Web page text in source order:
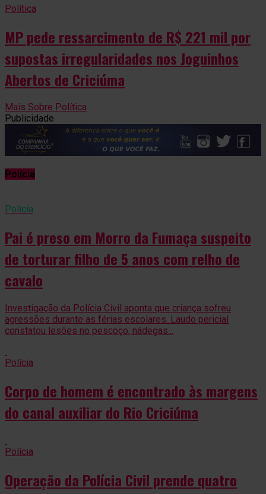
Política
MP pede ressarcimento de R$ 221 mil por
supostas irregularidades nos Joguinhos
Abertos de Criciúma
Mais Sobre Política
Publicidade
Polícia
Polícia
Pai é preso em Morro da Fumaça suspeito
de torturar filho de 5 anos com relho de
cavalo
Investigação da Polícia Civil aponta que criança sofreu
agressões durante as férias escolares. Laudo pericial
constatou lesões no pescoço, nádegas...
Polícia
Corpo de homem é encontrado às margens
do canal auxiliar do Rio Criciúma
Polícia
Operação da Polícia Civil prende quatro